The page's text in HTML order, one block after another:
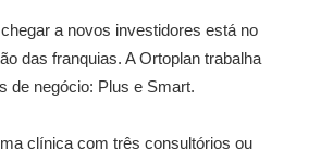
a novos investidores está no
das franquias. A Ortoplan trabalha
de negócio: Plus e Smart.
clínica com três consultórios ou